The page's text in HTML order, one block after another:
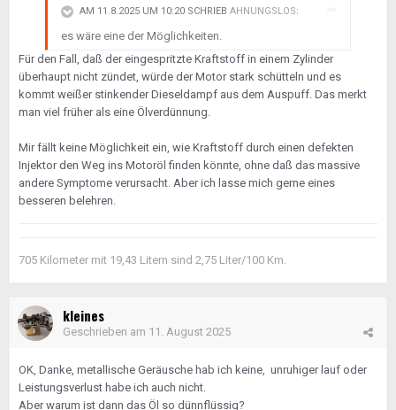
AM 11.8.2025 UM 10:20 SCHRIEB AHNUNGSLOS:
es wäre eine der Möglichkeiten.
Für den Fall, daß der eingespritzte Kraftstoff in einem Zylinder
überhaupt nicht zündet, würde der Motor stark schütteln und es
kommt weißer stinkender Dieseldampf aus dem Auspuff. Das merkt
man viel früher als eine Ölverdünnung.
Mir fällt keine Möglichkeit ein, wie Kraftstoff durch einen defekten
Injektor den Weg ins Motoröl finden könnte, ohne daß das massive
andere Symptome verursacht. Aber ich lasse mich gerne eines
besseren belehren.
705 Kilometer mit 19,43 Litern sind 2,75 Liter/100 Km.
kleines
Geschrieben am 11. August 2025
OK, Danke, metallische Geräusche hab ich keine, unruhiger lauf oder
Leistungsverlust habe ich auch nicht.
Aber warum ist dann das Öl so dünnflüssig?